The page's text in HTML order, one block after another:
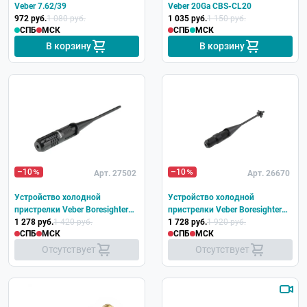
Veber 7.62/39
972 руб.1 080 руб.
СПБ
МСК
В корзину
Veber 20Ga CBS-CL20
1 035 руб.1 150 руб.
СПБ
МСК
В корзину
–10 Арт. 27502
Устройство холодной
пристрелки Veber Boresighter
177-50RD лазерное
1 278 руб.1 420 руб.
СПБ
МСК
Отсутствует
–10 Арт. 26670
Устройство холодной
пристрелки Veber Boresighter
177-78RD лазерное
1 728 руб.1 920 руб.
СПБ
МСК
Отсутствует